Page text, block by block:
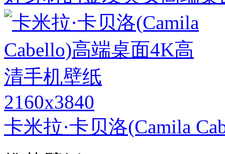
2160x3840
卡米拉·卡贝洛(Camila